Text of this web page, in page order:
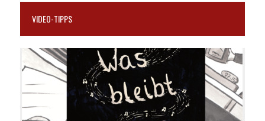
VIDEO-TIPPS